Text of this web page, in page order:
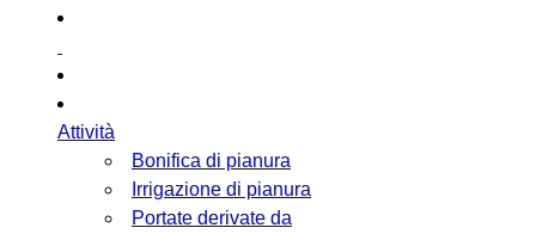
Attività
Bonifica di pianura
Irrigazione di pianura
Portate derivate da